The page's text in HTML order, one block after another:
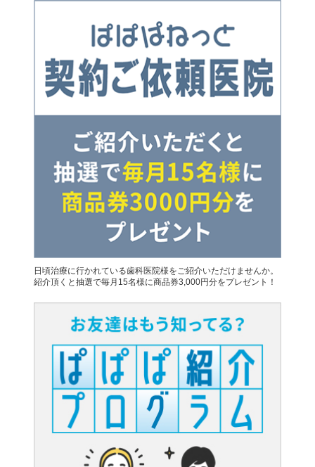
日頃治療に行かれている歯科医院様をご紹介いただけませんか。
紹介頂くと抽選で毎月15名様に商品券3,000円分をプレゼント！